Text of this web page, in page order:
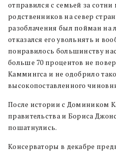
отправился с семьей за
родственников на север
разоблачения был пойман на
отказался его увольнять и
понравилось большинству
больше 70 процентов не
Каммингса и не одобрило
высокопоставленного
После истории с Домиником
правительства и Бориса
пошатнулись.
Консерваторы в декабре